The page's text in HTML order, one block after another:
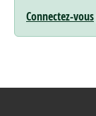
Connectez-vous